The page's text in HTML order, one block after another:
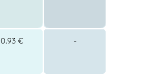
0.93 € -